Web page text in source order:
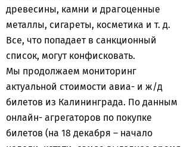
древесины, камни и драгоценные
металлы, сигареты, косметика и т. д.
Все, что попадает в санкционный
список, могут конфисковать.
Мы продолжаем мониторинг
актуальной стоимости авиа- и ж/д
билетов из Калининграда. По данным
онлайн- агрегаторов по покупке
билетов (на 18 декабря – начало